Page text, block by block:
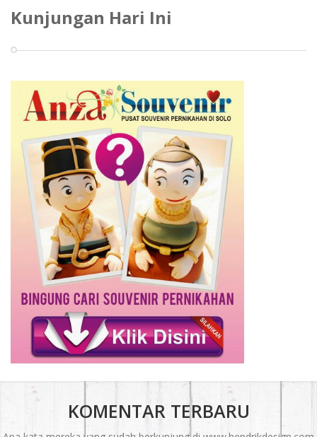
Kunjungan Hari Ini
KOMENTAR TERBARU